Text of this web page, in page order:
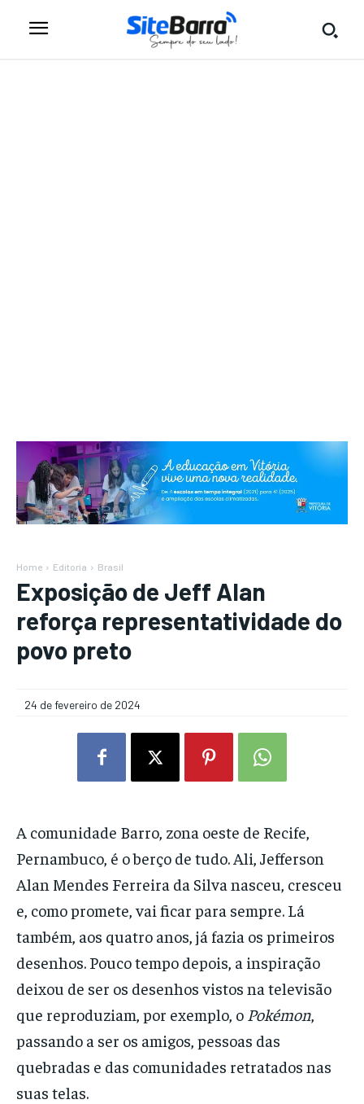
Home Editoria Brasil
Exposição de Jeff Alan
reforça representatividade do
povo preto
24 de fevereiro de 2024
A comunidade Barro, zona oeste de Recife,
Pernambuco, é o berço de tudo. Ali, Jefferson
Alan Mendes Ferreira da Silva nasceu, cresceu
e, como promete, vai ficar para sempre. Lá
também, aos quatro anos, já fazia os primeiros
desenhos. Pouco tempo depois, a inspiração
deixou de ser os desenhos vistos na televisão
que reproduziam, por exemplo, o Pokémon,
passando a ser os amigos, pessoas das
quebradas e das comunidades retratados nas
suas telas.